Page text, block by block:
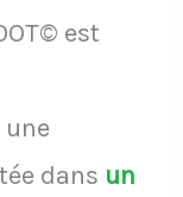
est
une
dans un